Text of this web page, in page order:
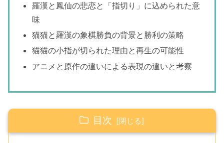
羅漢と鳳仙の悲恋と「指切り」に込められた意
味
猫猫と羅漢の象棋勝負の背景と勝利の策略
猫猫の小指が切られた理由と再生の可能性
アニメと原作の違いによる表現の違いと考察
目次